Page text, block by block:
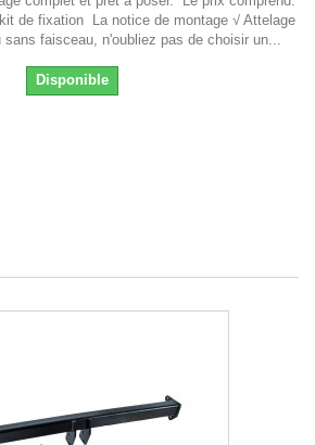
de fixation La notice de montage √ Attelage
faisceau, n'oubliez pas de choisir un...
Disponible